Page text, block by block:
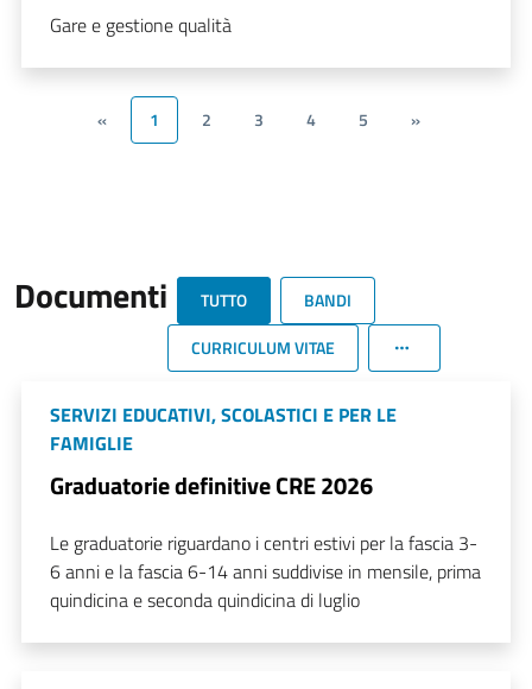
Gare e gestione qualità
« 1 2 3 4 5 »
Documenti TUTTO
BANDI
CURRICULUM VITAE
SERVIZI EDUCATIVI, SCOLASTICI E PER LE
FAMIGLIE
Graduatorie definitive CRE 2026
Le graduatorie riguardano i centri estivi per la fascia 3-
6 anni e la fascia 6-14 anni suddivise in mensile, prima
quindicina e seconda quindicina di luglio